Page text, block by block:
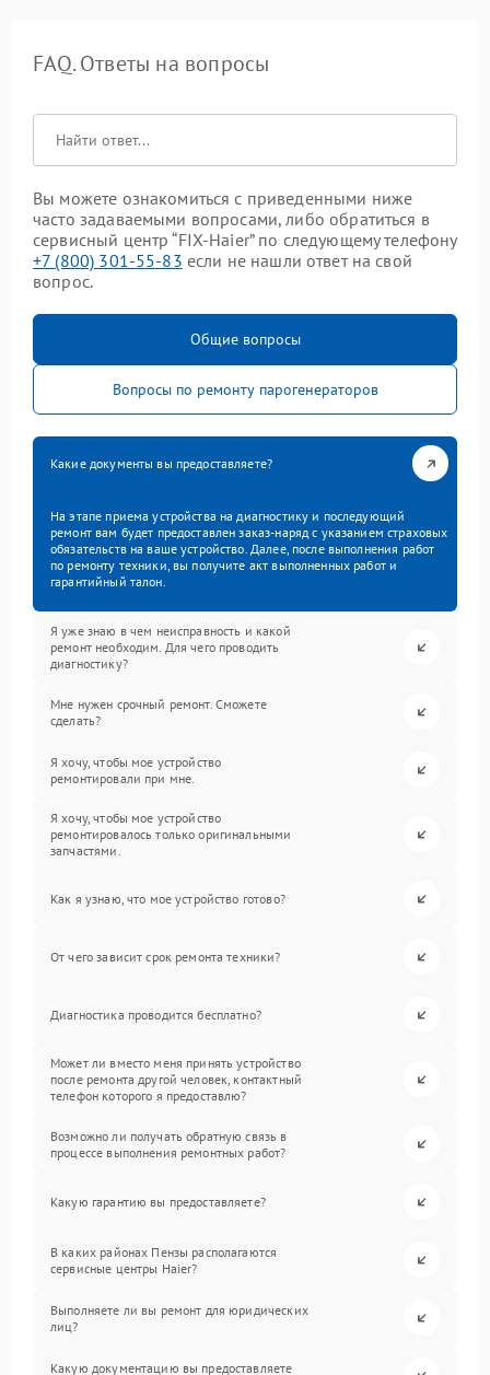
FAQ. Ответы на вопросы
Вы можете ознакомиться с приведенными ниже
часто задаваемыми вопросами, либо обратиться в
сервисный центр “FIX-Haier” по следующему телефону
+7 (800) 301-55-83 если не нашли ответ на свой
вопрос.
Общие вопросы
Вопросы по ремонту парогенераторов
Какие документы вы предоставляете?
На этапе приема устройства на диагностику и последующий
ремонт вам будет предоставлен заказ-наряд с указанием страховых
обязательств на ваше устройство. Далее, после выполнения работ
по ремонту техники, вы получите акт выполненных работ и
гарантийный талон.
Я уже знаю в чем неисправность и какой
ремонт необходим. Для чего проводить
диагностику?
Мне нужен срочный ремонт. Сможете
сделать?
Я хочу, чтобы мое устройство
ремонтировали при мне.
Я хочу, чтобы мое устройство
ремонтировалось только оригинальными
запчастями.
Как я узнаю, что мое устройство готово?
От чего зависит срок ремонта техники?
Диагностика проводится бесплатно?
Может ли вместо меня принять устройство
после ремонта другой человек, контактный
телефон которого я предоставлю?
Возможно ли получать обратную связь в
процессе выполнения ремонтных работ?
Какую гарантию вы предоставляете?
В каких районах Пензы располагаются
сервисные центры Haier?
Выполняете ли вы ремонт для юридических
лиц?
Какую документацию вы предоставляете